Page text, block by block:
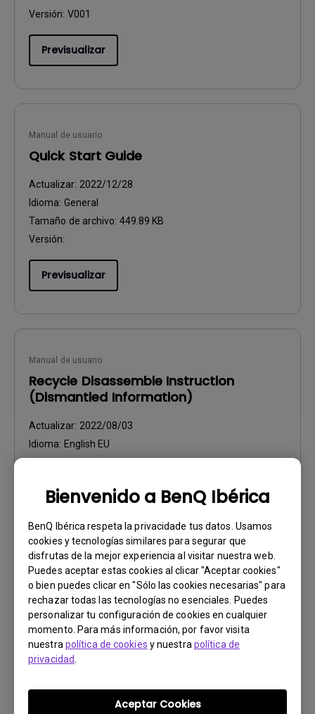
Bienvenido a BenQ Ibérica
BenQ Ibérica respeta la privacidade tus datos. Usamos
cookies y tecnologías similares para segurar que
disfrutas de la mejor experiencia al visitar nuestra web.
Puedes aceptar estas cookies al clicar "Aceptar cookies"
o bien puedes clicar en "Sólo las cookies necesarias" para
rechazar todas las tecnologías no esenciales. Puedes
personalizar tu configuración de cookies en cualquier
momento. Para más información, por favor visita
nuestra política de cookies y nuestra política de
privacidad
Aceptar Cookies
Versión: V001
Previsualizar
Manual de usuario
Quick Start Guide
Actualizar: 2022/12/28
Idioma: General
Tamaño de archivo: 449.89 KB
Versión:
Previsualizar
Manual de usuario
Recycle Disassemble Instruction
(Dismantled Information)
Actualizar: 2022/08/03
Idioma: English EU
Manual de usuario
Regulatory Statements
Actualizar:2026/08/07
Tamaño de archivo:752.9 KB